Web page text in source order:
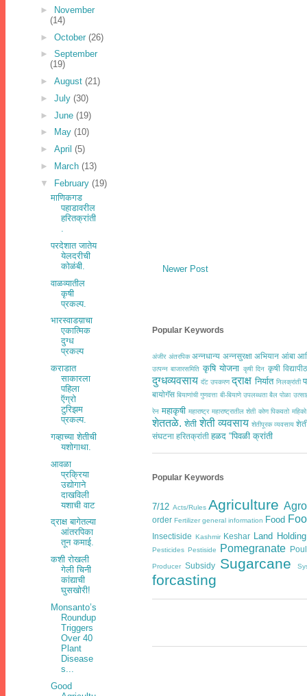
Newer Post
Popular Keywords
अंजीर अंतरपिक अन्नधान्य अन्नसुरक्षा अभियान आंबा
उत्पन्न बाजारसमिति कृषि योजना कृषी दिन कृषी विद्यापीठ
दुग्धव्यवसाय दॅट उपकरण द्राक्ष निर्यात निलक्रांती
बायोगॅस बियाणांची गुणवत्ता बी-बियाणे उपलब्धता बैल पोळा
रेन महाकृषी महाराष्ट्र महाराष्ट्रातील शेती कोण पिकवतो महिको
शेततळे. शेती शेती व्यवसाय शेतीपूरक व्यवसाय
संघटना हरितक्रांती हळद “पिवळी क्रांती
Popular Keywords
7/12 Acts/Rules Agriculture
order Fertilizer general information Food
Insectiside Kashmir Keshar Land Holding
Pesticides Pestiside Pomegranate
Producer Subsidy Sugarcane
forcasting
►
November
(14)
► October (26)
► September
(19)
► August (21)
► July (30)
► June (19)
►
May (10)
► April (5)
►
March (13)
▼ February (19)
माणिकगड
पहाडावरील
हरितक्रांती
.
परदेशात जातेय
येलदरीची
कोळंबी.
वाळव्यातील
कृषी
प्रकल्प.
भारस्वाडय़ाचा
एकात्मिक
दुग्ध
प्रकल्प
कराडात
साकारला
पहिला
ऍग्रो
टुरिझम
प्रकल्प.
गव्हाच्या शेतीची
यशोगाथा.
आवळा
प्रक्रिया
उद्योगाने
दाखविली
यशाची वाट
द्राक्ष बागेतल्या
आंतरपिका
तून कमाई.
कशी रोखली
गेली चिनी
कांद्याची
घुसखोरी!
Monsanto’s
Roundup
Triggers
Over 40
Plant
Disease
s...
Good